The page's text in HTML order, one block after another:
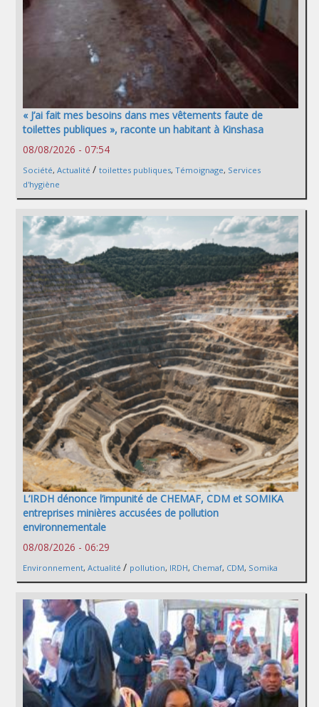
« J’ai fait mes besoins dans mes vêtements faute de
toilettes publiques », raconte un habitant à Kinshasa
08/08/2026 - 07:54
Société, Actualité / toilettes publiques, Témoignage, Services
d'hygiène
L’IRDH dénonce l’impunité de CHEMAF, CDM et SOMIKA
entreprises minières accusées de pollution
environnementale
08/08/2026 - 06:29
Environnement, Actualité / pollution, IRDH, Chemaf, CDM, Somika